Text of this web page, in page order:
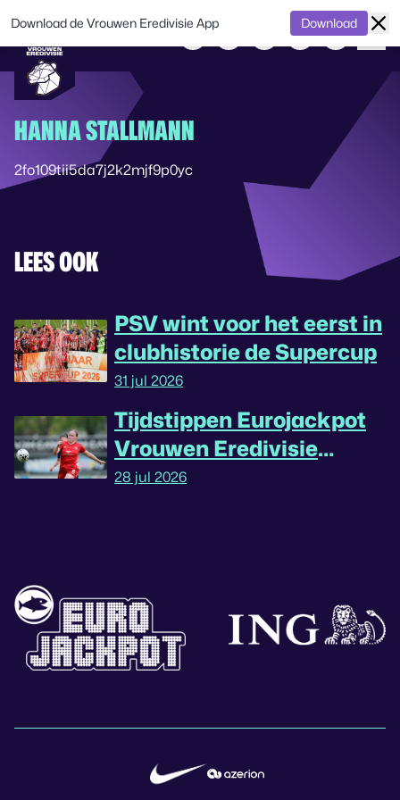
HANNA STALLMANN
2fo109tii5da7j2k2mjf9p0yc
LEES OOK
PSV wint voor het eerst in
clubhistorie de Supercup
31 jul 2026
Tijdstippen Eurojackpot
Vrouwen Eredivisie
omgedraaid
28 jul 2026
Download de Vrouwen Eredivisie App Download